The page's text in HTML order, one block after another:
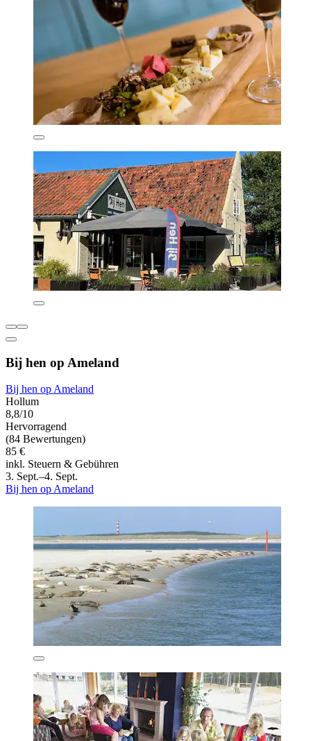
Bij hen op Ameland
Bij hen op Ameland
Hollum
8,8/10
Hervorragend
(84 Bewertungen)
85 €
inkl. Steuern & Gebühren
3. Sept.–4. Sept.
Bij hen op Ameland